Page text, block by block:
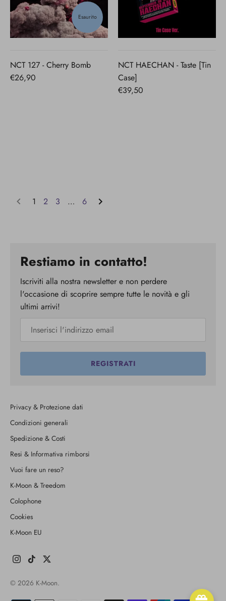
Esaurito
NCT 127 - Cherry Bomb
€26,90
NCT HAECHAN - Taste [Tin
Case]
€39,50
1 2 3 … 6
Restiamo in contatto!
Iscriviti alla nostra newsletter e non perdere
l'occasione di scoprire sempre tutte le novità e gli
ultimi arrivi!
REGISTRATI
Privacy & Protezione dati
Condizioni generali
Spedizione & Costi
Resi & Informativa rimborsi
Vuoi fare un reso?
K-Moon & Treedom
Colophone
Cookies
K-Moon EU
© 2026 K-Moon.